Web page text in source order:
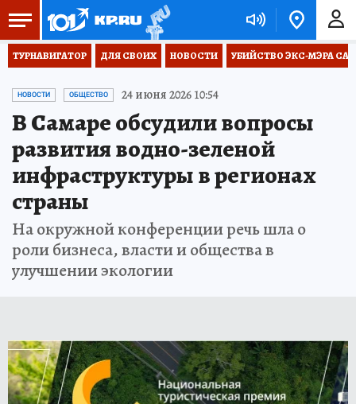
ТУРНАВИГАТОР ДЛЯ СВОИХ НОВОСТИ УБИЙСТВО ЭКС-МЭРА
НОВОСТИ ОБЩЕСТВО 24 июня 2026 10:54
В Самаре обсудили вопросы
развития водно-зеленой
инфраструктуры в регионах
страны
На окружной конференции речь шла о
роли бизнеса, власти и общества в
улучшении экологии